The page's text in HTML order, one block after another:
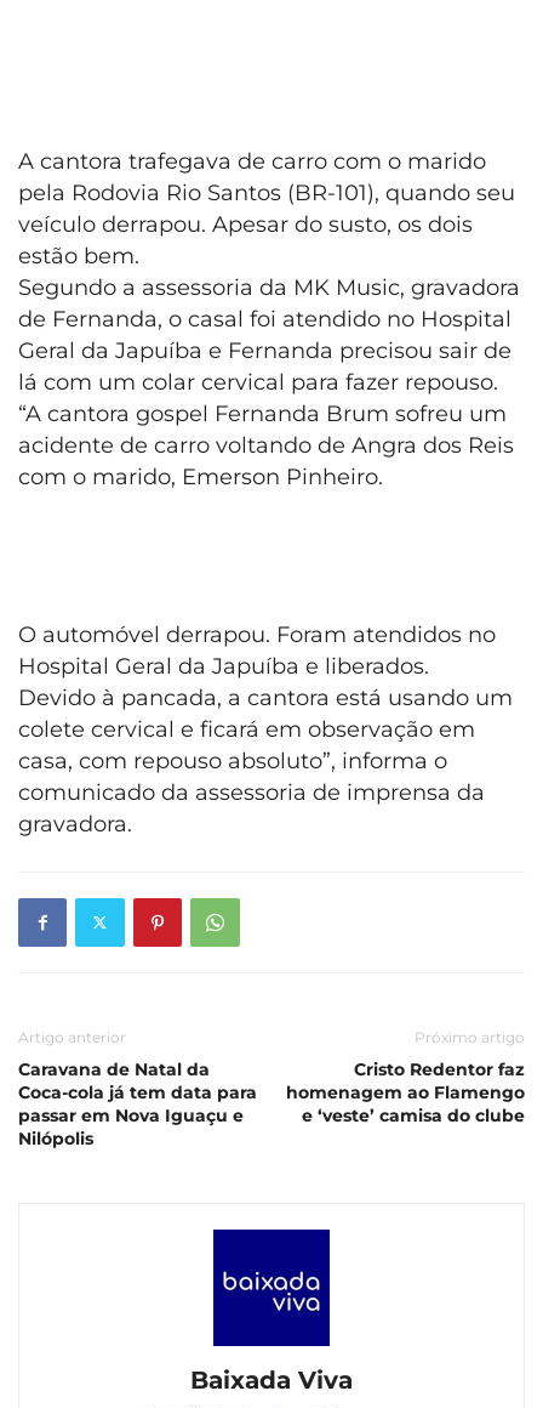
A cantora trafegava de carro com o marido
pela Rodovia Rio Santos (BR-101), quando seu
veículo derrapou. Apesar do susto, os dois
estão bem.
Segundo a assessoria da MK Music, gravadora
de Fernanda, o casal foi atendido no Hospital
Geral da Japuíba e Fernanda precisou sair de
lá com um colar cervical para fazer repouso.
“A cantora gospel Fernanda Brum sofreu um
acidente de carro voltando de Angra dos Reis
com o marido, Emerson Pinheiro.
O automóvel derrapou. Foram atendidos no
Hospital Geral da Japuíba e liberados.
Devido à pancada, a cantora está usando um
colete cervical e ficará em observação em
casa, com repouso absoluto”, informa o
comunicado da assessoria de imprensa da
gravadora.
Artigo anterior
Caravana de Natal da
Coca-cola já tem data para
passar em Nova Iguaçu e
Nilópolis
Próximo artigo
Cristo Redentor faz
homenagem ao Flamengo
e ‘veste’ camisa do clube
Baixada Viva